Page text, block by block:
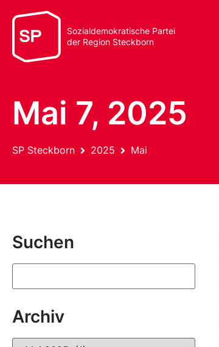
Sozialdemokratische Partei
der Region Steckborn
Mai 7, 2025
SP Steckborn 2025 Mai
Suchen
Archiv